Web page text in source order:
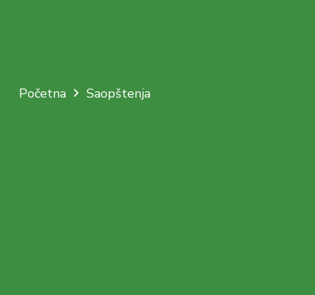
Početna Saopštenja